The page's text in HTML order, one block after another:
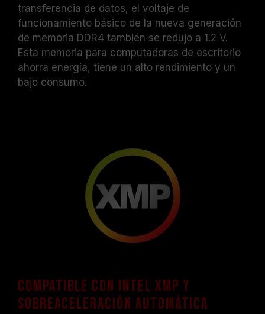
transferencia de datos, el voltaje de
funcionamiento básico de la nueva generación
de memoria DDR4 también se redujo a 1.2 V.
Esta memoria para computadoras de escritorio
ahorra energía, tiene un alto rendimiento y un
bajo consumo.
Compatible con Intel XMP y
sobreaceleración automática